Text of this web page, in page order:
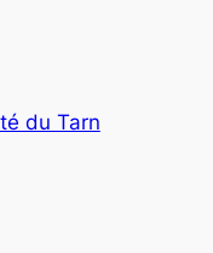
du Tarn